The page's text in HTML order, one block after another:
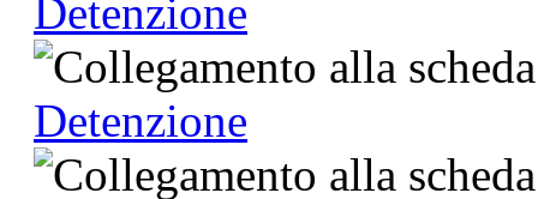
Detenzione
Detenzione